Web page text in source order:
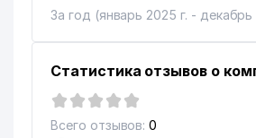
14
ТОШКЕНТ ХАКИКАТИ И
ТАШКЕНТСКАЯ ПРАВДА
РЕДАКЦИЯ ГАЗЕТ
УЧИТЕЛЬ УЗБЕКИСТАНА И
MA'RIFAT РЕДАКЦИЯ ГАЗЕТ
16 АВАЗОВ М. Т. ИндП
За год (январь 2025 г. - декабрь
Статистика отзывов о
Всего отзывов: 0